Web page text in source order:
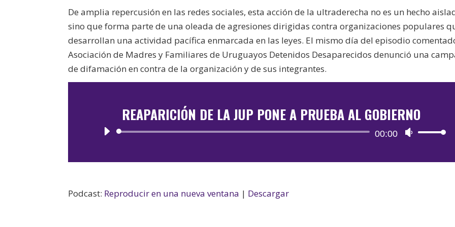
De amplia repercusión en las redes sociales, esta acción de la ultraderecha no es un hecho
sino que forma parte de una oleada de agresiones dirigidas contra organizaciones populares
desarrollan una actividad pacífica enmarcada en las leyes. El mismo día del episodio
Asociación de Madres y Familiares de Uruguayos Detenidos Desaparecidos denunció una
de difamación en contra de la organización y de sus integrantes.
REAPARICIÓN DE LA JUP PONE A PRUEBA AL GOBIERNO
Reproductor
audio
00:00
Utiliza
teclas
Podcast: Reproducir en una nueva ventana | Descargar